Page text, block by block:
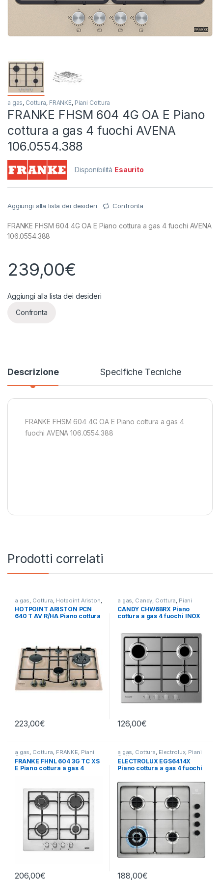
a gas, Cottura, FRANKE, Piani Cottura
FRANKE FHSM 604 4G OA E Piano
cottura a gas 4 fuochi AVENA
106.0554.388
Disponibilità Esaurito
Aggiungi alla lista dei desideri Confronta
FRANKE FHSM 604 4G OA E Piano cottura a gas 4 fuochi AVENA
106.0554.388
239,00€
Aggiungi alla lista dei desideri
Confronta
Descrizione Specifiche Tecniche
FRANKE FHSM 604 4G OA E Piano cottura a gas 4
fuochi AVENA 106.0554.388
Prodotti correlati
a gas Cottura Hotpoint Ariston
Piani Cottura
HOTPOINT ARISTON PCN
640 T AV R/HA Piano cottura
223,00€
a gas Candy Cottura Piani
Cottura
CANDY CHW6BRX Piano
cottura a gas 4 fuochi INOX
126,00€
a gas, Cottura, FRANKE, Piani
Cottura
FRANKE FHNL 604 3G TC XS
E Piano cottura a gas 4
206,00€
a gas, Cottura, Electrolux, Piani
Cottura
ELECTROLUX EGS6414X
Piano cottura a gas 4 fuochi
188,00€